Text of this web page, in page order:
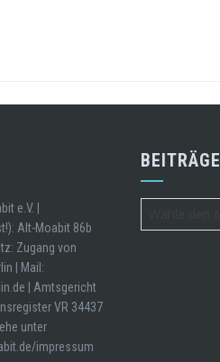
e.V. |
Alt-Moabit 86b
Zugang von
| Mail:
| Amtsgericht
VR 34437
unter
impressum
BEITRÄGE